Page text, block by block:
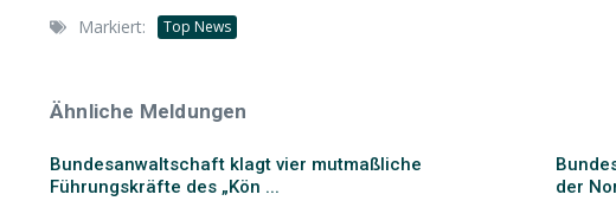
Markiert: Top News
Ähnliche Meldungen
Bundesanwaltschaft klagt vier mutmaßliche
Führungskräfte des „Kön ...
der